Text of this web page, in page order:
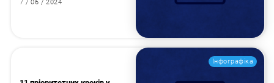
7 / 06 / 2024
Інфографіка